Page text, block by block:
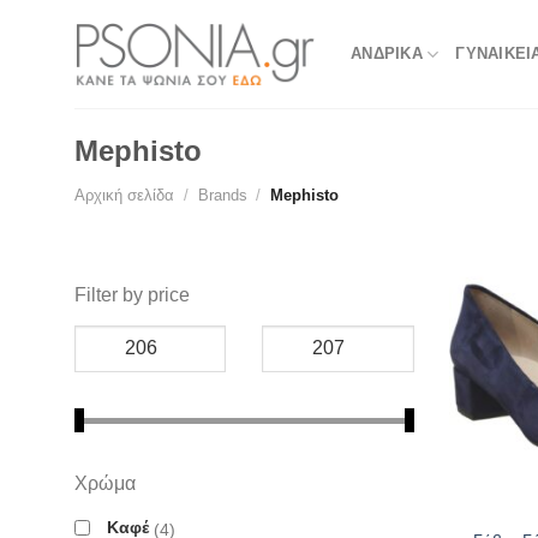
ΑΝΔΡΙΚΑ
Mephisto
Αρχική σελίδα / Brands / Mephisto
Filter by price
Χρώμα
Καφέ 4